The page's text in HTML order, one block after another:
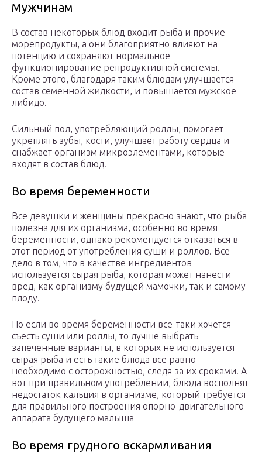
Мужчинам
В состав некоторых блюд входит рыба и прочие
морепродукты, а они благоприятно влияют на
потенцию и сохраняют нормальное
функционирование репродуктивной системы.
Кроме этого, благодаря таким блюдам улучшается
состав семенной жидкости, и повышается мужское
либидо.
Сильный пол, употребляющий роллы, помогает
укреплять зубы, кости, улучшает работу сердца и
снабжает организм микроэлементами, которые
входят в состав блюд.
Во время беременности
Все девушки и женщины прекрасно знают, что рыба
полезна для их организма, особенно во время
беременности, однако рекомендуется отказаться в
этот период от употребления суши и роллов. Все
дело в том, что в качестве ингредиентов
используется сырая рыба, которая может нанести
вред, как организму будущей мамочки, так и самому
плоду.
Но если во время беременности все-таки хочется
съесть суши или роллы, то лучше выбрать
запеченные варианты, в которых не используется
сырая рыба и есть такие блюда все равно
необходимо с осторожностью, следя за их сроками. А
вот при правильном употреблении, блюда восполнят
недостаток кальция в организме, который требуется
для правильного построения опорно-двигательного
аппарата будущего малыша
Во время грудного вскармливания